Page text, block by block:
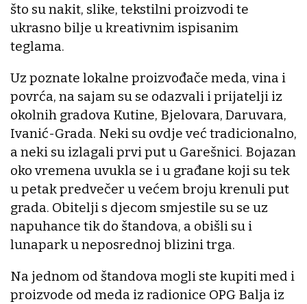
što su nakit, slike, tekstilni proizvodi te
ukrasno bilje u kreativnim ispisanim
teglama.
Uz poznate lokalne proizvođače meda, vina i
povrća, na sajam su se odazvali i prijatelji iz
okolnih gradova Kutine, Bjelovara, Daruvara,
Ivanić-Grada. Neki su ovdje već tradicionalno,
a neki su izlagali prvi put u Garešnici. Bojazan
oko vremena uvukla se i u građane koji su tek
u petak predvečer u većem broju krenuli put
grada. Obitelji s djecom smjestile su se uz
napuhance tik do štandova, a obišli su i
lunapark u neposrednoj blizini trga.
Na jednom od štandova mogli ste kupiti med i
proizvode od meda iz radionice OPG Balja iz